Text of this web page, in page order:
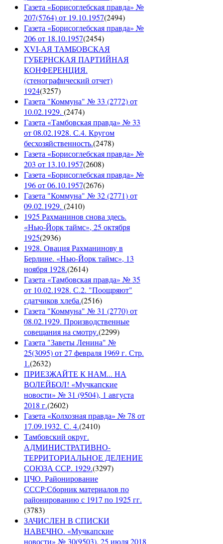
Газета «Борисоглебская правда» №
207(5764) от 19.10.1957(2494)
Газета «Борисоглебская правда» №
206 от 18.10.1957(2454)
XVI-АЯ ТАМБОВСКАЯ
ГУБЕРНСКАЯ ПАРТИЙНАЯ
КОНФЕРЕНЦИЯ.
(стенографический отчет)
1924(3257)
Газета "Коммуна" № 33 (2772) от
10.02.1929. (2474)
Газета «Тамбовская правда» № 33
от 08.02.1928. С.4. Кругом
бесхозяйственность.(2478)
Газета «Борисоглебская правда» №
203 от 13.10.1957(2608)
Газета «Борисоглебская правда» №
196 от 06.10.1957(2676)
Газета "Коммуна" № 32 (2771) от
09.02.1929. (2410)
1925 Рахманинов снова здесь.
«Нью-Йорк таймс», 25 октября
1925(2936)
1928. Овация Рахманинову в
Берлине. «Нью-Йорк таймс», 13
ноября 1928.(2614)
Газета «Тамбовская правда» № 35
от 10.02.1928. С.2. "Поощряют"
сдатчиков хлеба.(2516)
Газета "Коммуна" № 31 (2770) от
08.02.1929. Производственные
совещания на смотру.(2299)
Газета "Заветы Ленина" №
25(3095) от 27 февраля 1969 г. Стр.
1.(2632)
ПРИЕЗЖАЙТЕ К НАМ... НА
ВОЛЕЙБОЛ! «Мучкапские
новости» № 31 (9504), 1 августа
2018 г.(2602)
Газета «Колхозная правда» № 78 от
17.09.1932. С. 4.(2410)
Тамбовский округ.
АДМИНИСТРАТИВНО-
ТЕРРИТОРИАЛЬНОЕ ДЕЛЕНИЕ
СОЮЗА ССР. 1929.(3297)
ЦЧО. Районирование
СССР:Сборник материалов по
районированию с 1917 по 1925 гг.
(3783)
ЗАЧИСЛЕН В СПИСКИ
НАВЕЧНО. «Мучкапские
новости» № 30(9503), 25 июля 2018